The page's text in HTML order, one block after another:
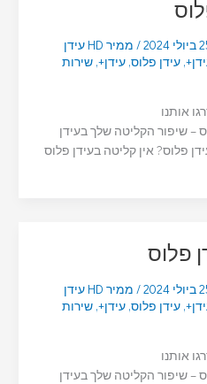
2024
/
ממיר HD עידן
, עידן פלוס, עידן+, שירות
אותנו
– שיפור הקליטה שלך בעידן
פלוס? אין קליטה בעידן פלוס
פלוס
2024
/
ממיר HD עידן
, עידן פלוס, עידן+, שירות
אותנו
– שיפור הקליטה שלך בעידן